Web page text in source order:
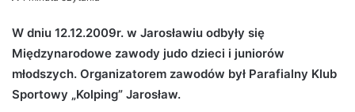
d
a
m
W dniu 12.12.2009r. w Jarosławiu odbyły się
Międzynarodowe zawody judo dzieci i juniorów
młodszych. Organizatorem zawodów był Parafialny Klub
Sportowy „Kolping” Jarosław.